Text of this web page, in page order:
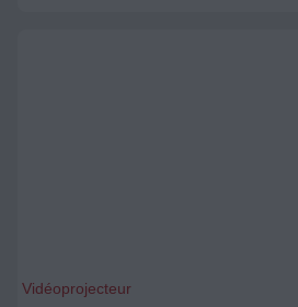
Vidéoprojecteur